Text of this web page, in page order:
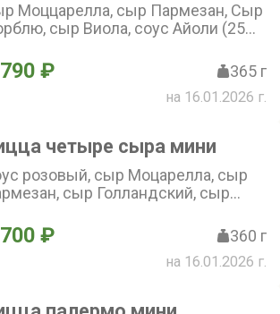
Моццарелла, сыр Пармезан, Сыр
сыр Виола, соус Айоли (25
790 ₽ 365 г
на 16.01.2026 г.
четыре сыра мини
розовый, сыр Моцарелла, сыр
сыр Голландский, сыр
700 ₽ 360 г
на 16.01.2026 г.